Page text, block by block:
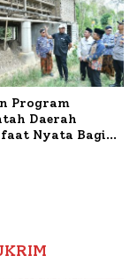
Program
Daerah
Nyata Bagi